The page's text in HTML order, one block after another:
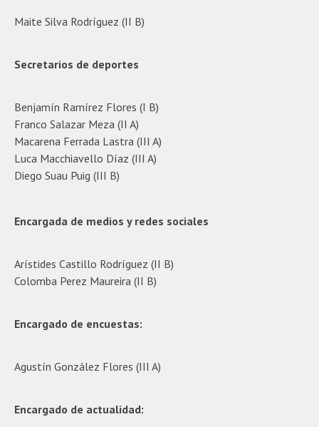
Maite Silva Rodríguez (II B)
Secretarios de deportes
Benjamín Ramírez Flores (I B)
Franco Salazar Meza (II A)
Macarena Ferrada Lastra (III A)
Luca Macchiavello Díaz (III A)
Diego Suau Puig (III B)
Encargada de medios y redes sociales
Arístides Castillo Rodríguez (II B)
Colomba Perez Maureira (II B)
Encargado de encuestas:
Agustín González Flores (III A)
Encargado de actualidad: